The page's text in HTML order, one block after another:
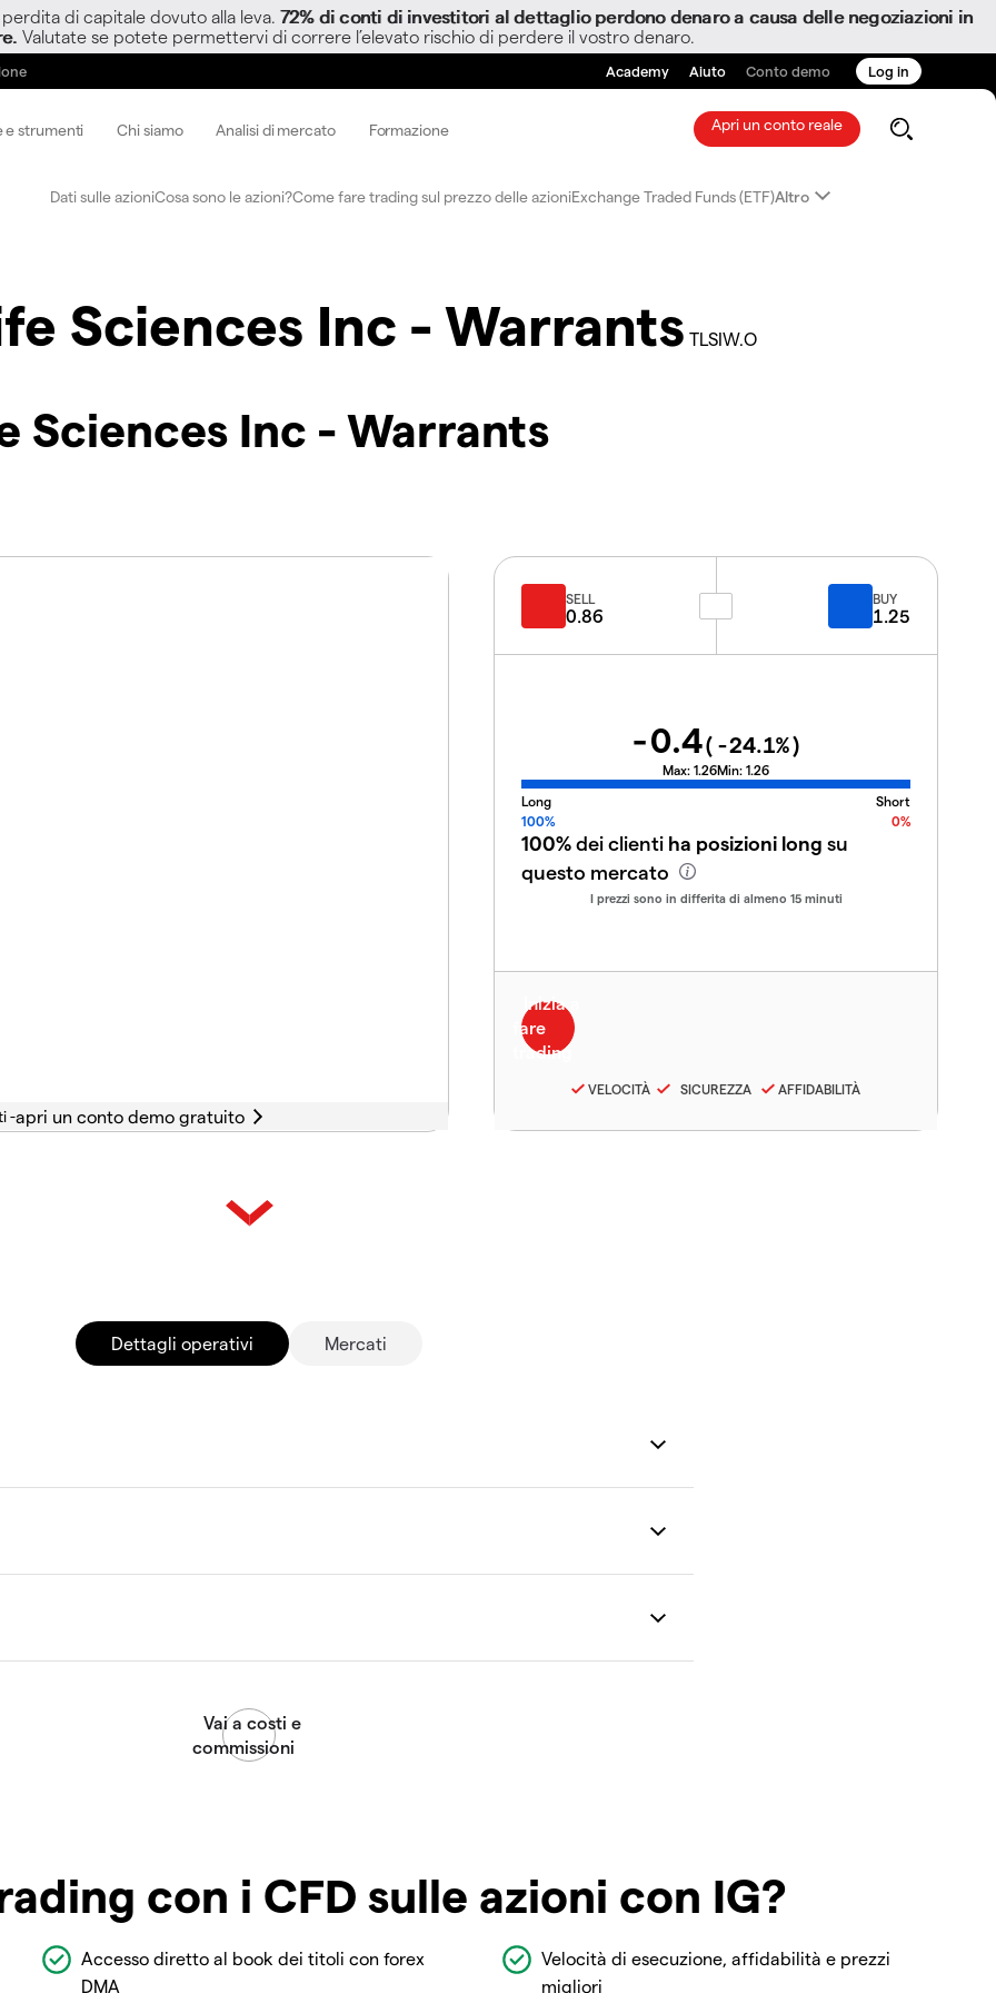
di capitale dovuto alla leva. 72% di conti di investitori al dettaglio perdono denaro a causa delle negoziazioni in
Valutate se potete permettervi di correre l’elevato rischio di perdere il vostro denaro.
Academy Aiuto Conto demo Log in
e strumenti Chi siamo Analisi di mercato Formazione Apri un conto reale
Dati sulle azioniCosa sono le azioni?Come fare trading sul prezzo delle azioniExchange Traded Funds (ETF)Altro
Sciences Inc - Warrants TLSIW.O
Sciences Inc - Warrants
-
SELL
0.86
BUY
1.25
-0.4( -24.1%)
Max: 1.26Min: 1.26
Long
Short
100%
0%
100%dei clienti ha posizioni long su
questo mercato
I prezzi sono in differita di almeno 15 minuti
VELOCITÀ SICUREZZA AFFIDABILITÀ
Dettagli operativi Mercati
con i CFD sulle azioni con IG?
Accesso diretto al book dei titoli con forex
DMA
Velocità di esecuzione, affidabilità e prezzi
migliori